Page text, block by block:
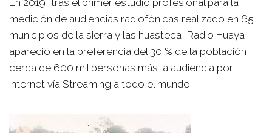
medición de audiencias radiofónicas realizado en 65
municipios de la sierra y las huasteca, Radio Huaya
apareció en la preferencia del 30 % de la población,
cerca de 600 mil personas más la audiencia por
internet vía Streaming a todo el mundo.